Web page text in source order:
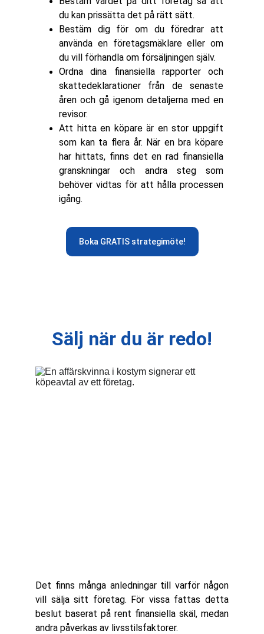
Boka GRATIS strategimöte!
du kan prissätta det på rätt sätt.
Bestäm dig för om du föredrar att
använda en företagsmäklare eller om
du vill förhandla om försäljningen själv.
Ordna dina finansiella rapporter och
skattedeklarationer från de senaste
åren och gå igenom detaljerna med en
revisor.
Att hitta en köpare är en stor uppgift
som kan ta flera år. När en bra köpare
har hittats, finns det en rad finansiella
granskningar och andra steg som
behöver vidtas för att hålla processen
igång.
Det finns många anledningar till varför någon
vill sälja sitt företag. För vissa fattas detta
beslut baserat på rent finansiella skäl, medan
andra påverkas av livsstilsfaktorer.
Sälj när du är redo!